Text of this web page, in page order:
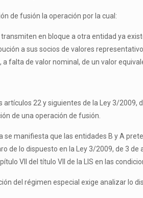
de fusión la operación por la cual:
en bloque a otra entidad ya
a sus socios de valores
falta de valor nominal, de un valor
artículos 22 y siguientes de la Ley 3/
de una operación de fusión.
se manifiesta que las entidades B y A
de lo dispuesto en la Ley 3/2009, de 3
VII del título VII de la LIS en las
del régimen especial exige analizar lo